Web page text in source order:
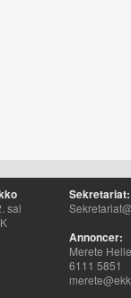
sal
Sekretariat:
Annoncer:
Merete
6111 5851